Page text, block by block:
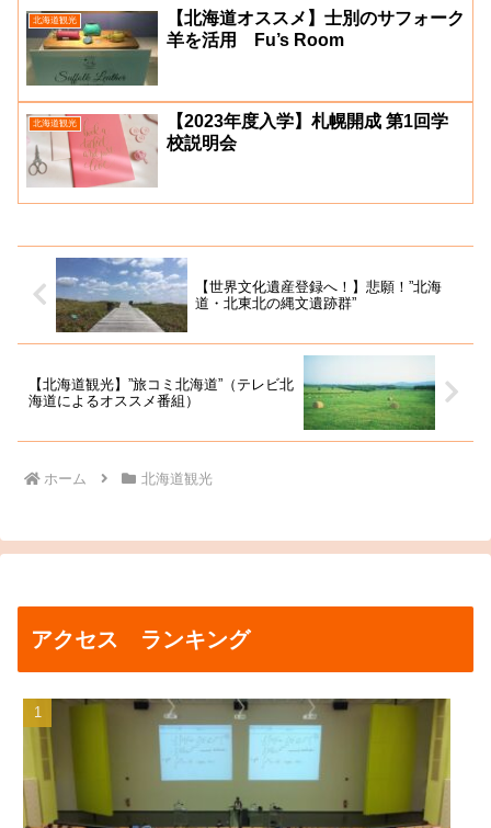
北海道観光
【北海道オススメ】士別のサフォーク
羊を活用 Fu’s Room
北海道観光
【2023年度入学】札幌開成 第1回学
校説明会
【世界文化遺産登録へ！】悲願！”北海
道・北東北の縄文遺跡群”
【北海道観光】”旅コミ北海道”（テレビ北
海道によるオススメ番組）
ホーム 北海道観光
アクセス ランキング